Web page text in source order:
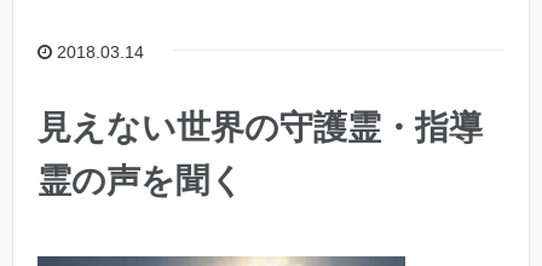
2018.03.14
見えない世界の守護霊・指導
霊の声を聞く